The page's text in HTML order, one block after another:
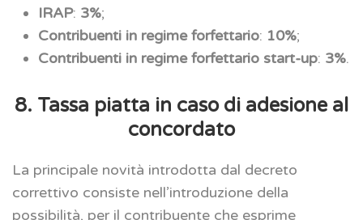
IRAP: 3%;
Contribuenti in regime forfettario: 10%;
Contribuenti in regime forfettario start-up: 3%.
8. Tassa piatta in caso di adesione al
concordato
La principale novità introdotta dal decreto
correttivo consiste nell’introduzione della
possibilità, per il contribuente che esprime